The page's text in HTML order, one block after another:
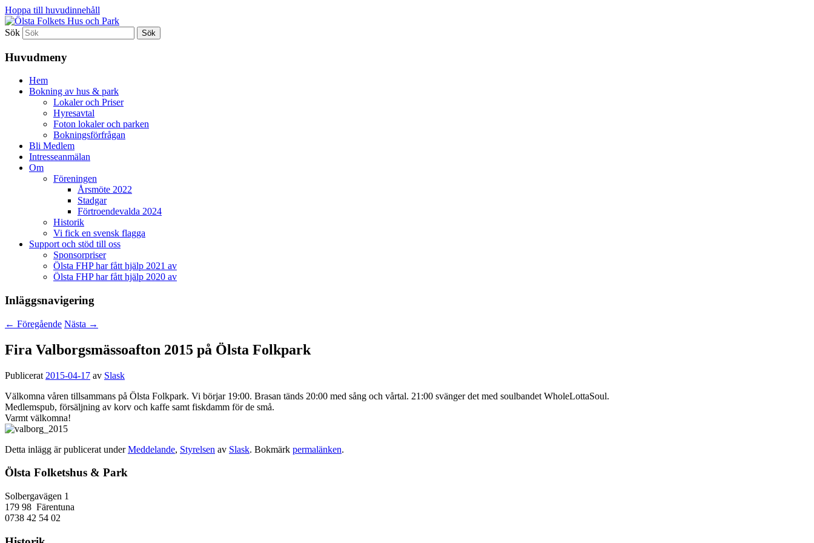
Hoppa till huvudinnehåll
Ölsta Folkets Hus och Park
Sök
Huvudmeny
Hem
Bokning av hus & park
Lokaler och Priser
Hyresavtal
Foton lokaler och parken
Bokningsförfrågan
Bli Medlem
Intresseanmälan
Om
Föreningen
Årsmöte 2022
Stadgar
Förtroendevalda 2024
Historik
Vi fick en svensk flagga
Support och stöd till oss
Sponsorpriser
Ölsta FHP har fått hjälp 2021 av
Ölsta FHP har fått hjälp 2020 av
Inläggsnavigering
← Föregående Nästa →
Fira Valborgsmässoafton 2015 på Ölsta Folkpark
Publicerat 2015-04-17 av Slask
Välkomna våren tillsammans på Ölsta Folkpark. Vi börjar 19:00. Brasan tänds 20:00 med sång och vårtal. 21:00 svänger det med soulbandet WholeLottaSoul.
Medlemspub, försäljning av korv och kaffe samt fiskdamm för de små.
Varmt välkomna!
Detta inlägg är publicerat underMeddelande, Styrelsen av Slask. Bokmärk permalänken.
Ölsta Folketshus & Park
Solbergavägen 1
179 98 Färentuna
0738 42 54 02